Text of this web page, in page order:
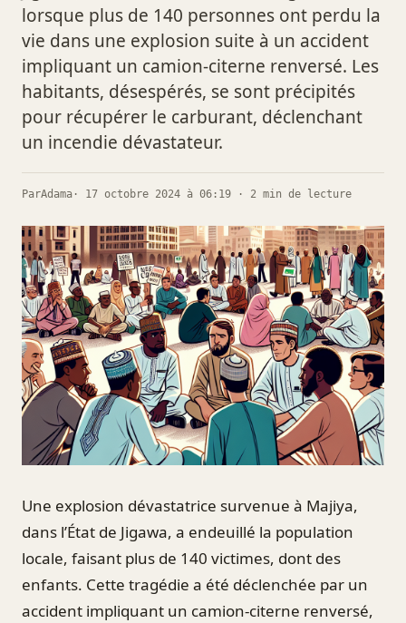
lorsque plus de 140 personnes ont perdu la
vie dans une explosion suite à un accident
impliquant un camion-citerne renversé. Les
habitants, désespérés, se sont précipités
pour récupérer le carburant, déclenchant
un incendie dévastateur.
ParAdama · 17 octobre 2024 à 06:19 · 2 min de lecture
Une explosion dévastatrice survenue à Majiya,
dans l’État de Jigawa, a endeuillé la population
locale, faisant plus de 140 victimes, dont des
enfants. Cette tragédie a été déclenchée par un
accident impliquant un camion-citerne renversé,